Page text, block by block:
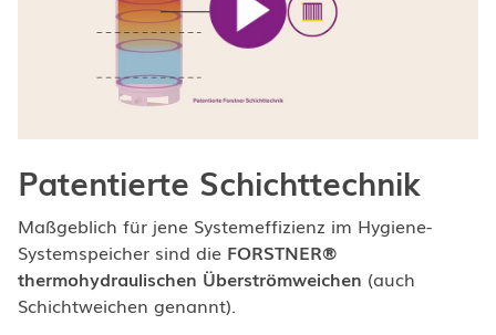
Patentierte Schichttechnik
Maßgeblich für jene Systemeffizienz im Hygiene-
Systemspeicher sind die FORSTNER®
thermohydraulischen Überströmweichen (auch
Schichtweichen genannt).